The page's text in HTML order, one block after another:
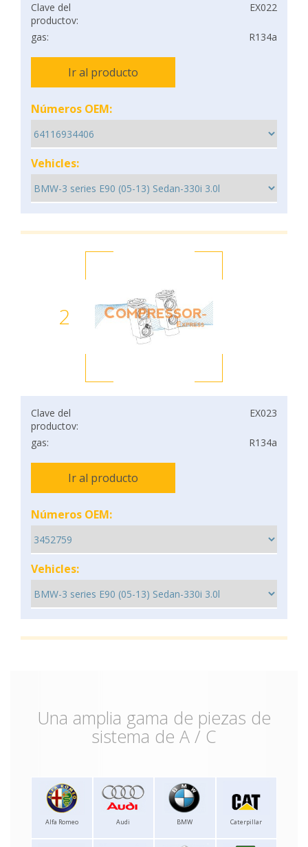
Clave del
productov:
EX022
gas: R134a
Ir al producto
Números OEM:
Vehicles:
2
Clave del
productov:
EX023
gas: R134a
Ir al producto
Números OEM:
Vehicles:
Una amplia gama de piezas de
sistema de A / C
Alfa Romeo Audi BMW Caterpillar